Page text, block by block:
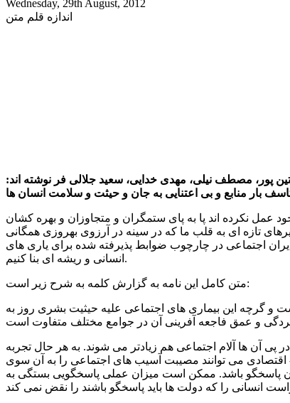
Wednesday, 29th August, 2012
اندازه قلم متن
پور، مصطف نیلی، مهدی خدایی، سعید جلالی فر نوشته اند:
عمل نکرده اند پا به پای ستمگران و متجاوزان و بهره کشان
تازه ای به قلب ما که در سینه در آرزوی بهروزی همگانی
اجتماعی در چارچوب ضوابط پذیرفته شده برای یاری های
انسانی و ریشه ای بنا کنیم.
متن کامل این نامه به گزارش کلمه به شرح زیر است:
گرچه این بیماری های اجتماعی علیه حیثیت بشری روز به
آن ها آلام اجتماعی هم زیادتر می شوند. به هر حال تجربه
می توانند مصیبت آسیب های اجتماعی را به آن سوی
پاسخگو باشد. ممکن است میزان عملی پاسخگویی بستگی به